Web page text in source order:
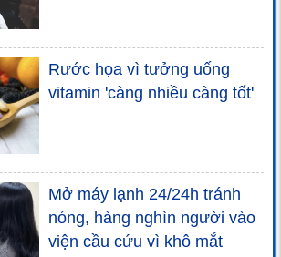
Rước họa vì tưởng uống
vitamin 'càng nhiều càng tốt'
Mở máy lạnh 24/24h tránh
nóng, hàng nghìn người vào
viện cầu cứu vì khô mắt